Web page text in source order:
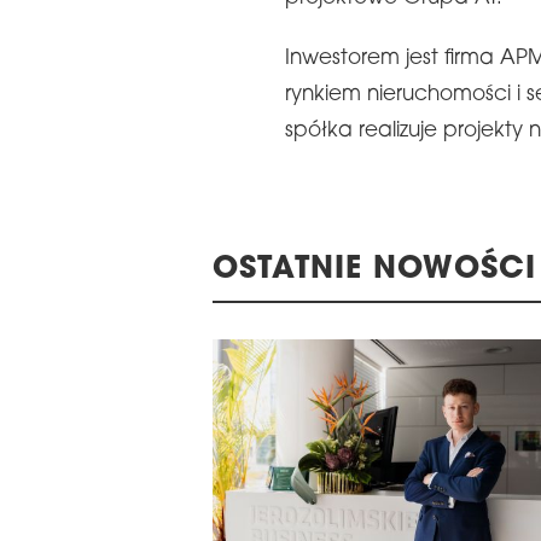
Inwestorem jest firma
rynkiem nieruchomości i
spółka realizuje projekty
OSTATNIE NOWOŚCI